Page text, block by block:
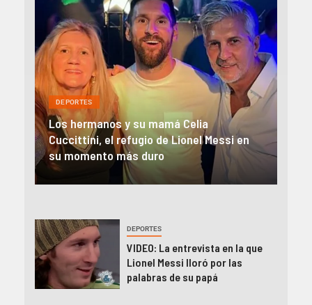
DEPORTES
Los hermanos y su mamá Celia
Cuccittini, el refugio de Lionel Messi en
su momento más duro
DEPORTES
VIDEO: La entrevista en la que
Lionel Messi lloró por las
palabras de su papá